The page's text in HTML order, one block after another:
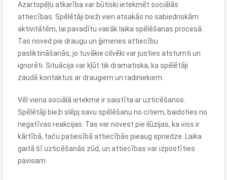
Azartspēļu atkarība var būtiski ietekmēt sociālās
attiecības. Spēlētāji bieži vien atsakās no sabiedriskām
aktivitātēm, lai pavadītu vairāk laika spēlēšanas procesā.
Tas noved pie draugu un ģimenes attiecību
pasliktināšanās, jo tuvākie cilvēki var justies atstumti un
ignorēti. Situācija var kļūt tik dramatiska, ka spēlētāji
zaudē kontaktus ar draugiem un radiniekiem.
Vēl viena sociālā ietekme ir saistīta ar uzticēšanos.
Spēlētāji bieži slēpj savu spēlēšanu no citiem, baidoties no
negatīvas reakcijas. Tas var novest pie ilūzijas, ka viss ir
kārtībā, taču patiesībā attiecībās pieaug spriedze. Laika
gaitā šī uzticēšanās zūd, un attiecības var izpostīties
pavisam.